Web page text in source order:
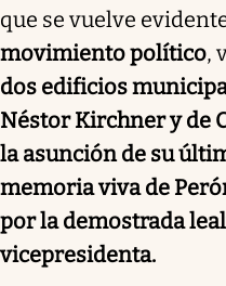
que se vuelve
movimiento político,
dos edificios
Néstor Kirchner y de
la asunción de su
memoria viva de
por la demostrada
vicepresidenta.